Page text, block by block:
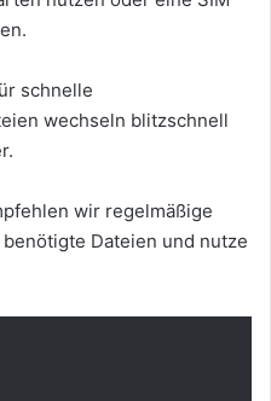
schnelle
wechseln blitzschnell
wir regelmäßige
Dateien und nutze